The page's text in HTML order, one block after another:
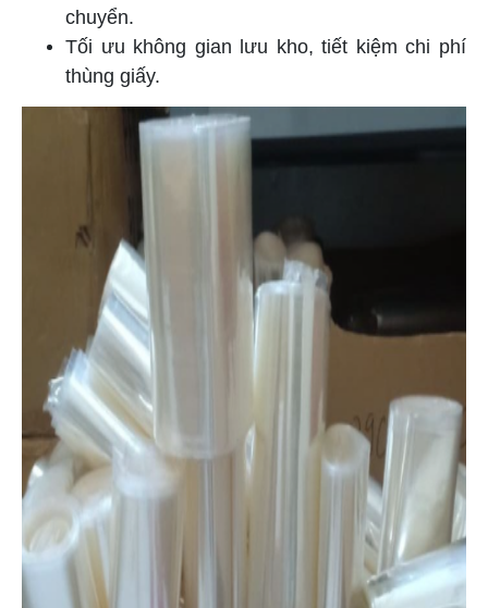
chuyển.
Tối ưu không gian lưu kho, tiết kiệm chi phí
thùng giấy.